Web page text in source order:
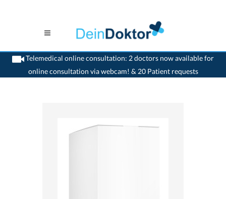
Telemedical online consultation: 2 doctors now available for
online consultation via webcam! & 20 Patient requests
>Home>medikamente-online>Aknichthol® (15 mg) Medinova AG